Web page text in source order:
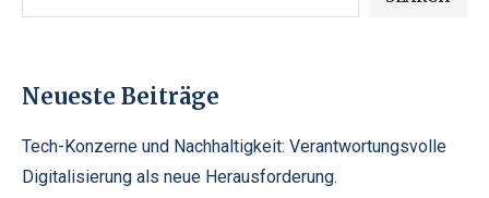
Neueste Beiträge
Tech-Konzerne und Nachhaltigkeit: Verantwortungsvolle
Digitalisierung als neue Herausforderung.